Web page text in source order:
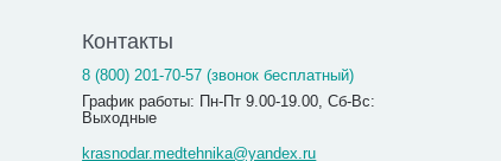
Контакты
8 (800) 201-70-57 (звонок бесплатный)
График работы: Пн-Пт 9.00-19.00, Сб-Вс:
Выходные
krasnodar.medtehnika@yandex.ru